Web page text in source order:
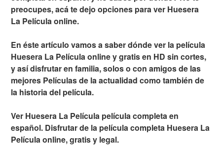
preocupes, acá te dejo opciones para ver Huesera
La Película online.
En éste artículo vamos a saber dónde ver la película
Huesera La Película online y gratis en HD sin cortes,
y así disfrutar en familia, solos o con amigos de las
mejores Películas de la actualidad como también de
la historia del película.
Ver Huesera La Película película completa en
español. Disfrutar de la película completa Huesera La
Película online, gratis y legal.